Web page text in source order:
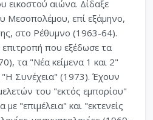
εικοστού αιώνα. Δίδαξε
Μεσοπολέμου, επί εξάμηνο,
στο Ρέθυμνο (1963-64).
επιτροπή που εξέδωσε τα
τα "Νέα κείμενα 1 και 2"
"Η Συνέχεια" (1973). Έχουν
του "εκτός εμπορίου"
"επιμέλεια" και "εκτενείς